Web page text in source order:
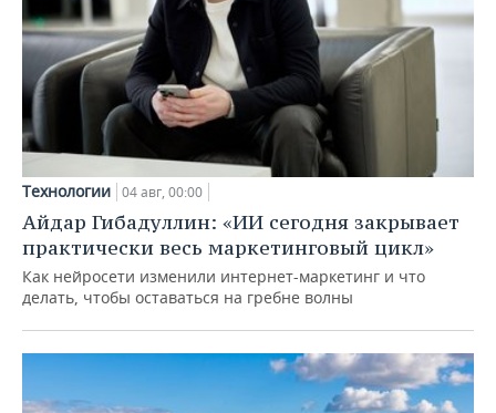
Технологии 04 авг, 00:00
Айдар Гибадуллин: «ИИ сегодня закрывает
практически весь маркетинговый цикл»
Как нейросети изменили интернет-маркетинг и что
делать, чтобы оставаться на гребне волны